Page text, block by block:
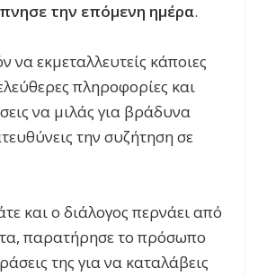
την επόμενη ημέρα.
να εκμεταλλευτείς κάποιες
πληροφορίες και
να μιλάς για βράδυνα
την συζήτηση σε
και ο διάλογος περνάει από
παρατήρησε το πρόσωπο
της για να καταλάβεις